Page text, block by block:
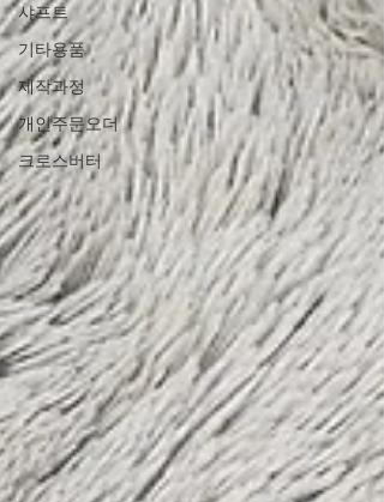
샤프트
기타용품
제작과정
개인주문오더
크로스버터